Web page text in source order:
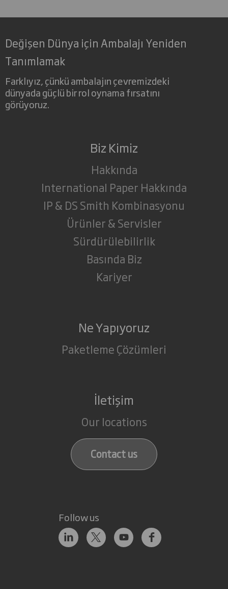
Değişen Dünya için Ambalajı Yeniden
Tanımlamak
Farklıyız, çünkü ambalajın çevremizdeki
dünyada güçlü bir rol oynama fırsatını
görüyoruz.
Biz Kimiz
Hakkında
International Paper Hakkında
IP & DS Smith Kombinasyonu
Ürünler & Servisler
Sürdürülebilirlik
Basında Biz
Kariyer
Ne Yapıyoruz
Paketleme Çözümleri
İletişim
Our locations
Contact us
Follow us